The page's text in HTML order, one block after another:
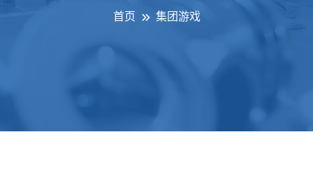
首页 集团游戏